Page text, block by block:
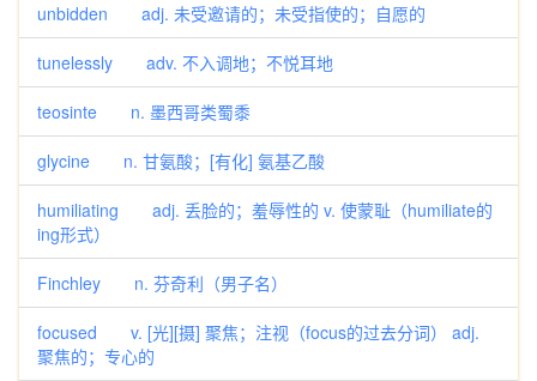
unbidden adj. 未受邀请的；未受指使的；自愿的
tunelessly adv. 不入调地；不悦耳地
teosinte n. 墨西哥类蜀黍
glycine n. 甘氨酸；[有化] 氨基乙酸
humiliating adj. 丢脸的；羞辱性的 v. 使蒙耻（humiliate的
ing形式）
Finchley n. 芬奇利（男子名）
focused v. [光][摄] 聚焦；注视（focus的过去分词） adj.
聚焦的；专心的